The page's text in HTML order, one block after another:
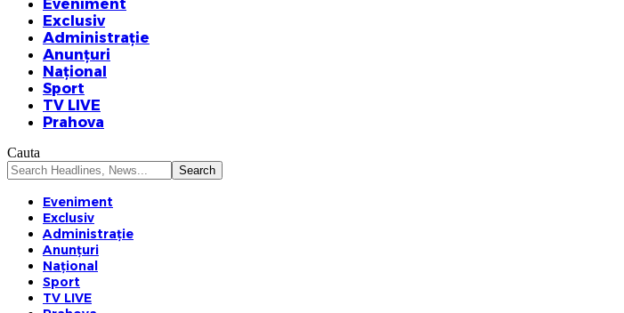
Eveniment
Exclusiv
Administrație
Anunțuri
Național
Sport
TV LIVE
Prahova
Cauta
Eveniment
Exclusiv
Administrație
Anunțuri
Național
Sport
TV LIVE